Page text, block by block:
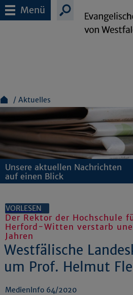
Menü
Aktuelles
Unsere aktuellen Nachrichten
auf einen Blick
VORLESEN
Der Rektor der Hochschule
Herford-Witten verstarb
Jahren
Westfälische
um Prof. Helmut
MedienInfo 64/2020